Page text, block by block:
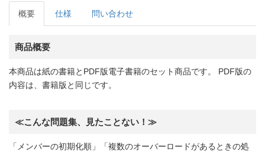
概要 仕様 問い合わせ
商品概要
本商品は紙の書籍とPDF版電子書籍のセット商品です。 PDF版の
内容は、書籍版と同じです。
≪こんな問題集、見たことない！≫
「メンバーの初期化順」「複数のオーバーロードがあるときの処